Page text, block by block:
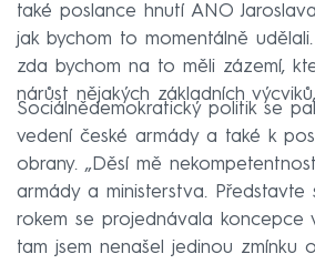
také poslance hnutí ANO
jak bychom to momentálně
zda bychom na to měli zázemí,
nárůst nějakých základních
Sociálnědemokratický politik se
vedení české armády a také k
obrany. „Děsí mě
armády a ministerstva. Představte
rokem se projednávala koncepce
tam jsem nenašel jedinou zmínku